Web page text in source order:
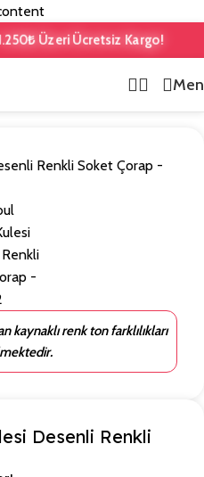
Üzeri Ücretsiz Kargo!
kaynaklı renk ton farklılıkları
Desenli Renkli